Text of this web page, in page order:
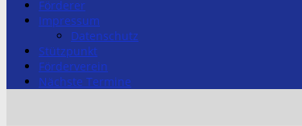
Förderer
Impressum
Datenschutz
Stützpunkt
Förderverein
Nächste Termine